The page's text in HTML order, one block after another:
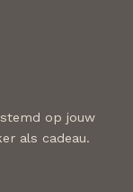
op jouw
als cadeau.